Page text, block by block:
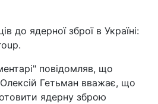
до ядерної зброї в Україні:
повідомляв, що
Гетьман вважає, що
ядерну зброю